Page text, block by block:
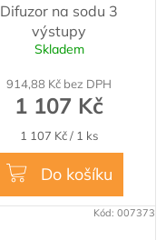
Difuzor na sodu 3
výstupy
Skladem
914,88 Kč bez DPH
1 107 Kč
Měrná
cena:
1 107 Kč / 1 ks
Do košíku
Kód: 007373